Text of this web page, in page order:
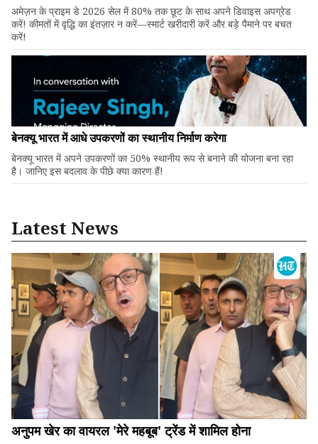
अमेज़न के प्राइम डे 2026 सेल में 80% तक छूट के साथ अपने डिवाइस अपग्रेड
करें! कीमतों में वृद्धि का इंतज़ार न करें—स्मार्ट खरीदारी करें और बड़े पैमाने पर बचत
करें!
बेनक्यू भारत में आधे उपकरणों का स्थानीय निर्माण करेगा
बेनक्यू भारत में अपने उपकरणों का 50% स्थानीय रूप से बनाने की योजना बना रहा
है। जानिए इस बदलाव के पीछे क्या कारण हैं!
Latest News
अनुपम खेर का वायरल 'मेरे महबूब' ट्रेंड में शामिल होना